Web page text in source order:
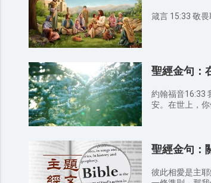
箴言 15:33 敬
聖經金句：
約翰福音16:33
安。在世上，你
助。 彼得前書5:7 你們要將一切的憂慮卸給神，因為他顧念你們。
暫時憂愁，叫
子更顯寶貴，
聖經金句：
彼此相愛是主